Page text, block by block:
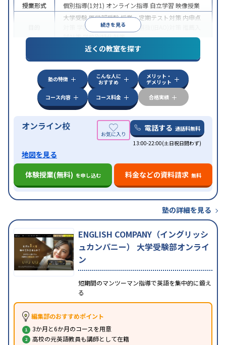
続きを見る
授業形式
個別指導(1対1) オンライン指導 自立学習 映像授業
大学受験医学部受験授業・定期テスト対策 内申点
学習習慣の定着 総合型選抜(旧AO)対策
試対策学校別特化対策
特徴
中高一貫校生に対応授業の振替可能
学習にPC・タブレットを利用オンライン対応1
科目から受講可能
近くの教室を探す
塾の特徴
こんな人に
おすすめ
メリット・
デメリット
コース内容
コース料金 合格実績
オンライン校 電話する 通話料無料
13:00-22:00(土日祝日問わず)
地図を見る
体験授業(無料) を申し込む 料金などの資料請求 無料
塾の詳細を見る
ENGLISH COMPANY（イングリッシ
ュカンパニー） 大学受験部オンライ
ン
短期間のマンツーマン指導で英語を集中的に鍛え
る
編集部のおすすめポイント
3か月と6か月のコースを用意
高校の元英語教員も講師として在籍